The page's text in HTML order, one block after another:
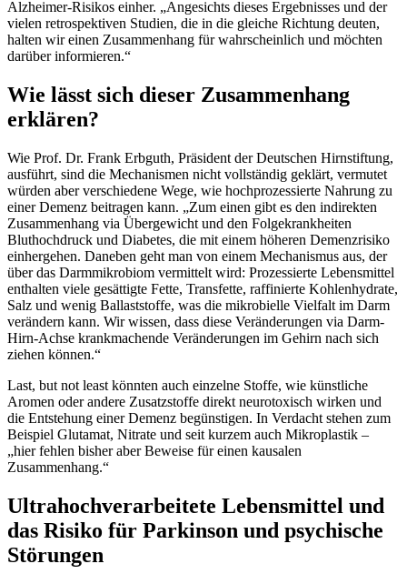
Alzheimer-Risikos einher. „Angesichts dieses Ergebnisses und der
vielen retrospektiven Studien, die in die gleiche Richtung deuten,
halten wir einen Zusammenhang für wahrscheinlich und möchten
darüber informieren.“
Wie lässt sich dieser Zusammenhang
erklären?
Wie Prof. Dr. Frank Erbguth, Präsident der Deutschen Hirnstiftung,
ausführt, sind die Mechanismen nicht vollständig geklärt, vermutet
würden aber verschiedene Wege, wie hochprozessierte Nahrung zu
einer Demenz beitragen kann. „Zum einen gibt es den indirekten
Zusammenhang via Übergewicht und den Folgekrankheiten
Bluthochdruck und Diabetes, die mit einem höheren Demenzrisiko
einhergehen. Daneben geht man von einem Mechanismus aus, der
über das Darmmikrobiom vermittelt wird: Prozessierte Lebensmittel
enthalten viele gesättigte Fette, Transfette, raffinierte Kohlenhydrate,
Salz und wenig Ballaststoffe, was die mikrobielle Vielfalt im Darm
verändern kann. Wir wissen, dass diese Veränderungen via Darm-
Hirn-Achse krankmachende Veränderungen im Gehirn nach sich
ziehen können.“
Last, but not least könnten auch einzelne Stoffe, wie künstliche
Aromen oder andere Zusatzstoffe direkt neurotoxisch wirken und
die Entstehung einer Demenz begünstigen. In Verdacht stehen zum
Beispiel Glutamat, Nitrate und seit kurzem auch Mikroplastik –
„hier fehlen bisher aber Beweise für einen kausalen
Zusammenhang.“
Ultrahochverarbeitete Lebensmittel und
das Risiko für Parkinson und psychische
Störungen